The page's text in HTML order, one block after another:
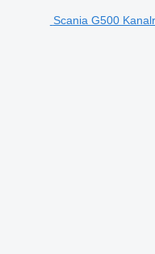
Scania G500